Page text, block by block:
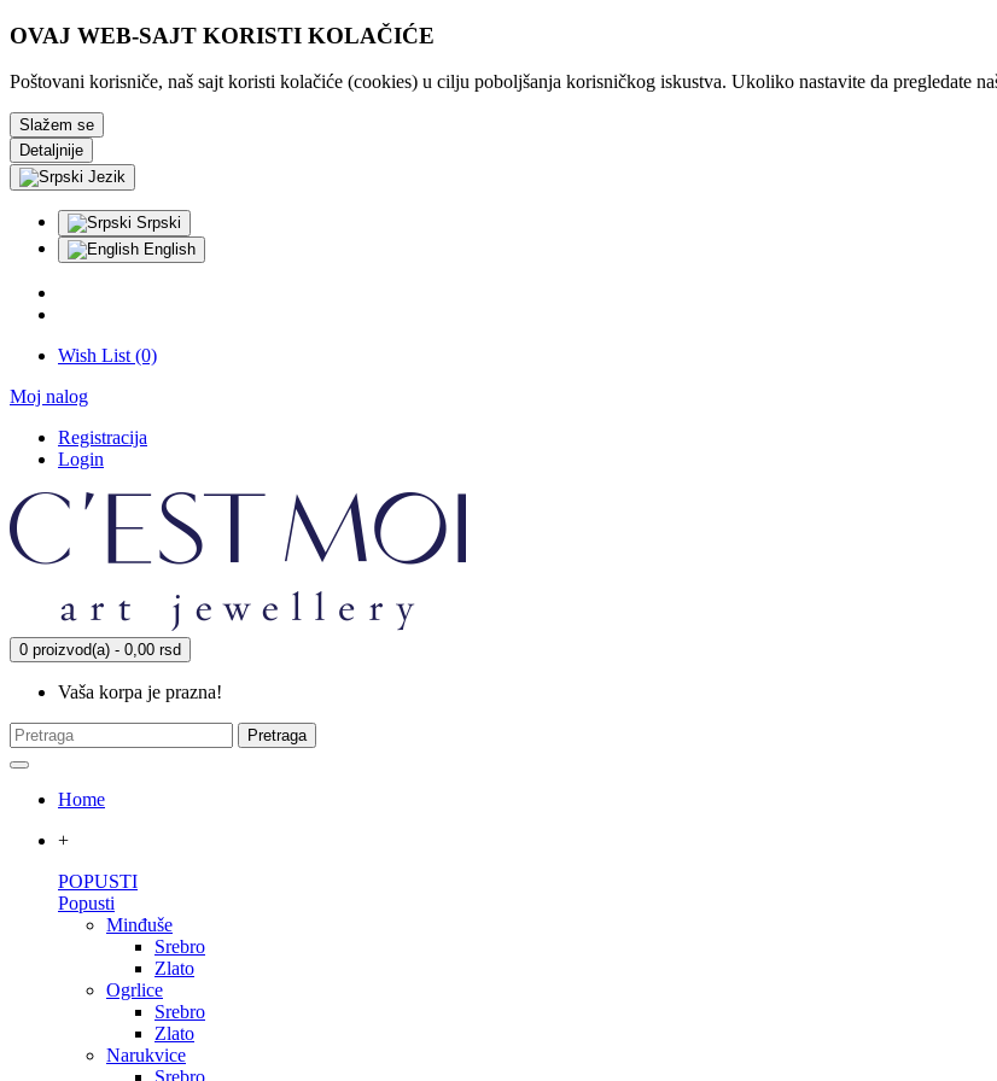
OVAJ WEB-SAJT KORISTI KOLAČIĆE
Poštovani korisniče, naš sajt koristi kolačiće (cookies) u cilju poboljšanja korisničkog iskustva. Ukoliko nastavite da pregledate
Slažem se
Detaljnije
Jezik
Srpski
English
Wish List (0)
Moj nalog
Registracija
Login
0 proizvod(a) - 0,00 rsd
Vaša korpa je prazna!
Pretraga
Home
+
POPUSTI
Popusti
Minđuše
Srebro
Zlato
Ogrlice
Srebro
Zlato
Narukvice